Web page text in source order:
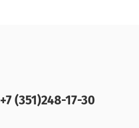
+7 (351)248-17-30